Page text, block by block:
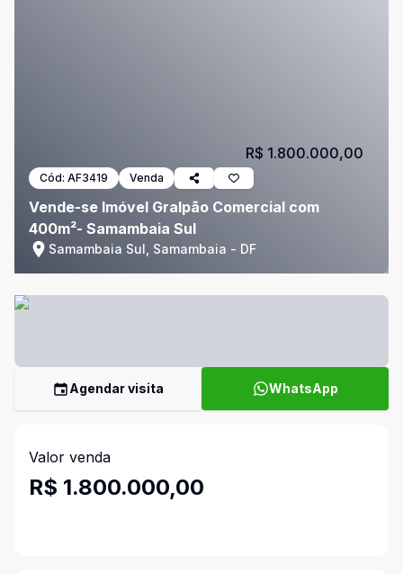
Cód: AF3419 Venda
Vende-se Imóvel Gralpão Comercial com
400m²- Samambaia Sul
Samambaia Sul, Samambaia - DF
R$ 1.800.000,00
Agendar visita WhatsApp
Valor venda
R$ 1.800.000,00